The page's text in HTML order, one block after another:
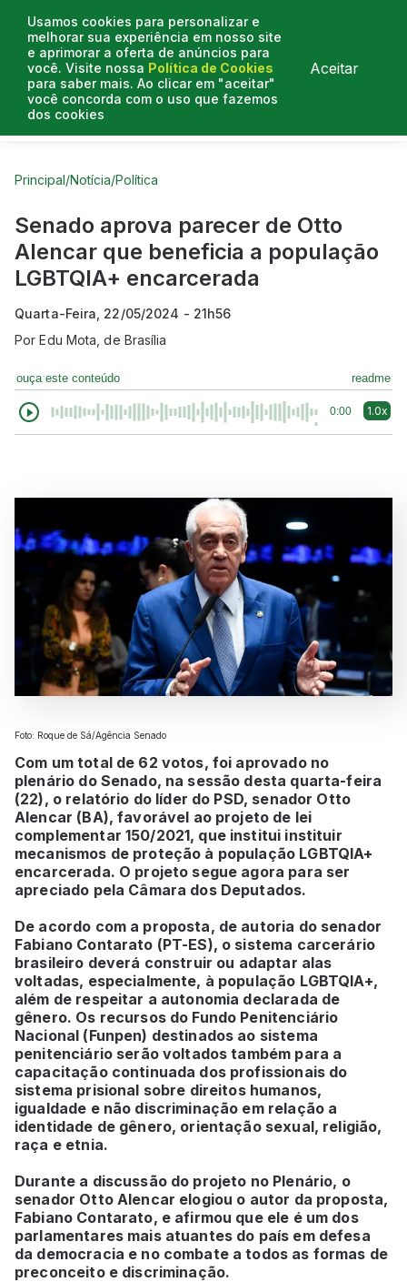
Usamos cookies para personalizar e
melhorar sua experiência em nosso site
e aprimorar a oferta de anúncios para
você. Visite nossa Política de Cookies
para saber mais. Ao clicar em "aceitar"
você concorda com o uso que fazemos
dos cookies
Aceitar
Curtas do Poder
Principal/Notícia/Política
Senado aprova parecer de Otto
Alencar que beneficia a população
LGBTQIA+ encarcerada
Quarta-Feira, 22/05/2024 - 21h56
PorEdu Mota, de Brasília
ouça este conteúdo readme
0:00 1.0x
Foto: Roque de Sá/Agência Senado
Com um total de 62 votos, foi aprovado no
plenário do Senado, na sessão desta quarta-feira
(22), o relatório do líder do PSD, senador Otto
Alencar (BA), favorável ao projeto de lei
complementar 150/2021, que institui instituir
mecanismos de proteção à população LGBTQIA+
encarcerada. O projeto segue agora para ser
apreciado pela Câmara dos Deputados.
De acordo com a proposta, de autoria do senador
Fabiano Contarato (PT-ES), o sistema carcerário
brasileiro deverá construir ou adaptar alas
voltadas, especialmente, à população LGBTQIA+,
além de respeitar a autonomia declarada de
gênero. Os recursos do Fundo Penitenciário
Nacional (Funpen) destinados ao sistema
penitenciário serão voltados também para a
capacitação continuada dos profissionais do
sistema prisional sobre direitos humanos,
igualdade e não discriminação em relação a
identidade de gênero, orientação sexual, religião,
raça e etnia.
Durante a discussão do projeto no Plenário, o
senador Otto Alencar elogiou o autor da proposta,
Fabiano Contarato, e afirmou que ele é um dos
parlamentares mais atuantes do país em defesa
da democracia e no combate a todos as formas de
preconceito e discriminação.